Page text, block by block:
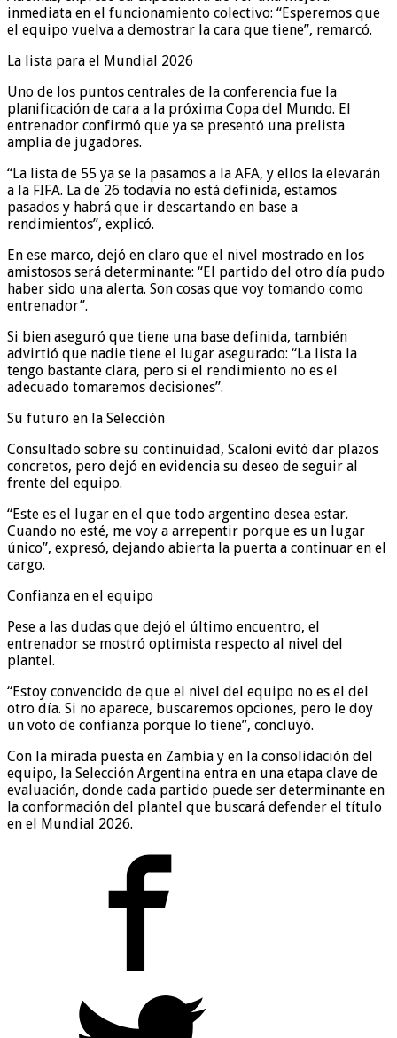
inmediata en el funcionamiento colectivo: “Esperemos que
el equipo vuelva a demostrar la cara que tiene”, remarcó.
La lista para el Mundial 2026
Uno de los puntos centrales de la conferencia fue la
planificación de cara a la próxima Copa del Mundo. El
entrenador confirmó que ya se presentó una prelista
amplia de jugadores.
“La lista de 55 ya se la pasamos a la AFA, y ellos la elevarán
a la FIFA. La de 26 todavía no está definida, estamos
pasados y habrá que ir descartando en base a
rendimientos”, explicó.
En ese marco, dejó en claro que el nivel mostrado en los
amistosos será determinante: “El partido del otro día pudo
haber sido una alerta. Son cosas que voy tomando como
entrenador”.
Si bien aseguró que tiene una base definida, también
advirtió que nadie tiene el lugar asegurado: “La lista la
tengo bastante clara, pero si el rendimiento no es el
adecuado tomaremos decisiones”.
Su futuro en la Selección
Consultado sobre su continuidad, Scaloni evitó dar plazos
concretos, pero dejó en evidencia su deseo de seguir al
frente del equipo.
“Este es el lugar en el que todo argentino desea estar.
Cuando no esté, me voy a arrepentir porque es un lugar
único”, expresó, dejando abierta la puerta a continuar en el
cargo.
Confianza en el equipo
Pese a las dudas que dejó el último encuentro, el
entrenador se mostró optimista respecto al nivel del
plantel.
“Estoy convencido de que el nivel del equipo no es el del
otro día. Si no aparece, buscaremos opciones, pero le doy
un voto de confianza porque lo tiene”, concluyó.
Con la mirada puesta en Zambia y en la consolidación del
equipo, la Selección Argentina entra en una etapa clave de
evaluación, donde cada partido puede ser determinante en
la conformación del plantel que buscará defender el título
en el Mundial 2026.